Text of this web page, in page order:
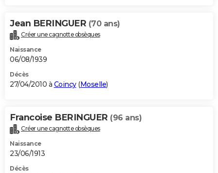
Jean BERINGUER (70 ans)
Créer une cagnotte obsèques
Naissance
06/08/1939
Décès
27/04/2010 à Coincy(Moselle)
Francoise BERINGUER (96 ans)
Créer une cagnotte obsèques
Naissance
23/06/1913
Décès